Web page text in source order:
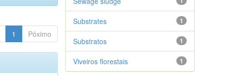
1 Póximo
1
Substrates
1
Substratos
1
Viveiros florestais